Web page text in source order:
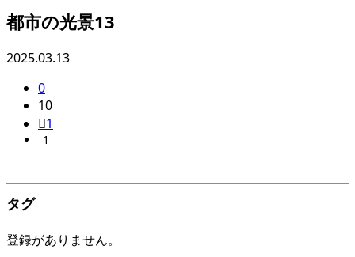
都市の光景13
2025.03.13
0
10
1
1
タグ
登録がありません。